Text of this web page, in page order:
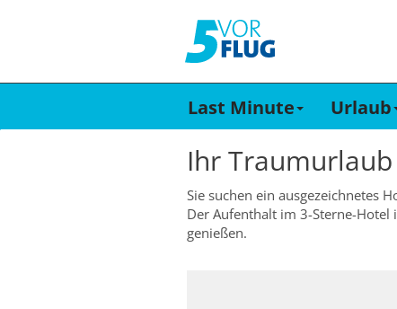
Last Minute Urlaub
Ihr
Sie suchen ein ausgezeichnetes
Der Aufenthalt im 3-Sterne-
genießen.